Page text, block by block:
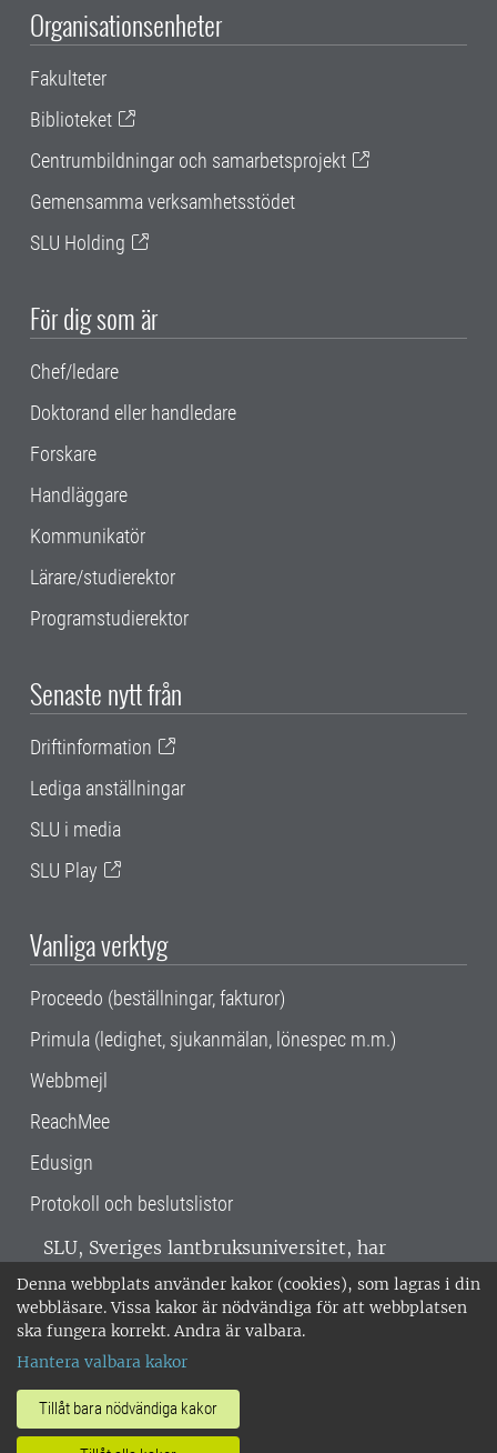
Denna webbplats använder kakor (cookies), som lagras i din
webbläsare. Vissa kakor är nödvändiga för att webbplatsen
ska fungera korrekt. Andra är valbara.
Hantera valbara kakor
Tillåt bara nödvändiga kakor
Organisationsenheter
Fakulteter
Biblioteket
Centrumbildningar och samarbetsprojekt
Gemensamma verksamhetsstödet
SLU Holding
För dig som är
Chef/ledare
Doktorand eller handledare
Forskare
Handläggare
Kommunikatör
Lärare/studierektor
Programstudierektor
Senaste nytt från
Driftinformation
Lediga anställningar
SLU i media
SLU Play
Vanliga verktyg
Proceedo (beställningar, fakturor)
Primula (ledighet, sjukanmälan, lönespec m.m.)
Webbmejl
ReachMee
Edusign
Protokoll och beslutslistor
SLU, Sveriges lantbruksuniversitet, har
verksamhet över hela Sverige. Huvudorter är
Alnarp, Uppsala och Umeå.SLU är
miljöcertifierat enligt ISO 14001. •
018-67 10 00 • Org nr: 202100-2817 •
Om SLU:s webbplatser
•Hantera kakor•Behandling av